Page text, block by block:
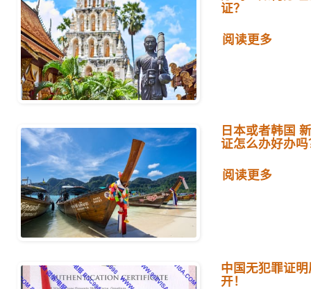
证？
阅读更多
日本或者韩国
证怎么办好办吗
阅读更多
中国无犯罪证
开！